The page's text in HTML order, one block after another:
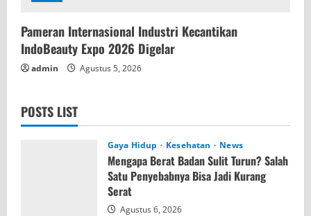
Pameran Internasional Industri Kecantikan
IndoBeauty Expo 2026 Digelar
admin Agustus 5, 2026
POSTS LIST
Gaya Hidup Kesehatan News
Mengapa Berat Badan Sulit Turun? Salah
Satu Penyebabnya Bisa Jadi Kurang
Serat
Agustus 6, 2026